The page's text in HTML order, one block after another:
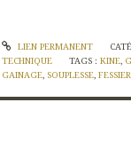
LIEN PERMANENT
TECHNIQUE
TAGS :KINE,
GAINAGE, SOUPLESSE,